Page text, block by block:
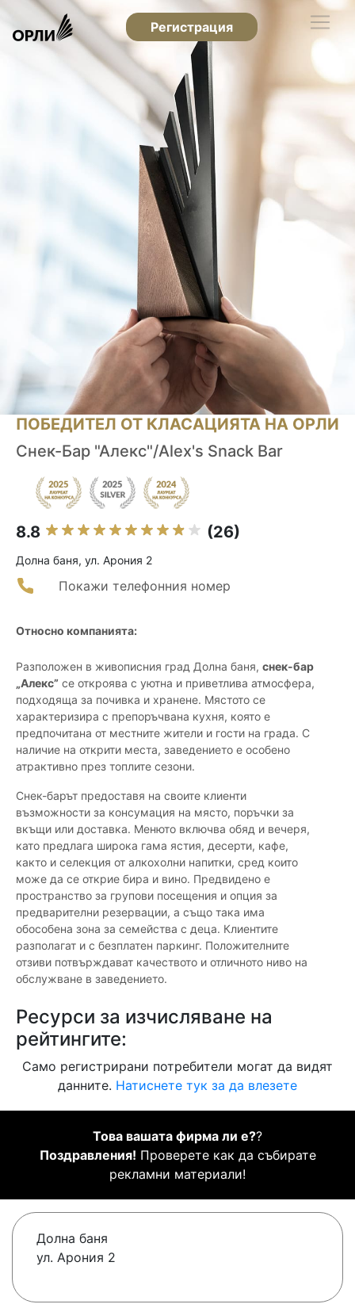
Регистрация
ПОБЕДИТЕЛ ОТ КЛАСАЦИЯТА НА ОРЛИ
Снек-Бар "Алекс"/Alex's Snack Bar
8.8 (26)
Долна баня, ул. Арония 2
Покажи телефонния номер
Относно компанията:
Разположен в живописния град Долна баня, снек-бар
„Алекс” се откроява с уютна и приветлива атмосфера,
подходяща за почивка и хранене. Мястото се
характеризира с препоръчвана кухня, която е
предпочитана от местните жители и гости на града. С
наличие на открити места, заведението е особено
атрактивно през топлите сезони.
Снек-барът предоставя на своите клиенти
възможности за консумация на място, поръчки за
вкъщи или доставка. Менюто включва обяд и вечеря,
като предлага широка гама ястия, десерти, кафе,
както и селекция от алкохолни напитки, сред които
може да се открие бира и вино. Предвидено е
пространство за групови посещения и опция за
предварителни резервации, а също така има
обособена зона за семейства с деца. Клиентите
разполагат и с безплатен паркинг. Положителните
отзиви потвърждават качеството и отличното ниво на
обслужване в заведението.
Ресурси за изчисляване на
рейтингите:
Само регистрирани потребители могат да видят
данните. Натиснете тук за да влезете
Това вашата фирма ли е??
Поздравления! Проверете как да събирате
рекламни материали!
Долна баня
ул. Арония 2